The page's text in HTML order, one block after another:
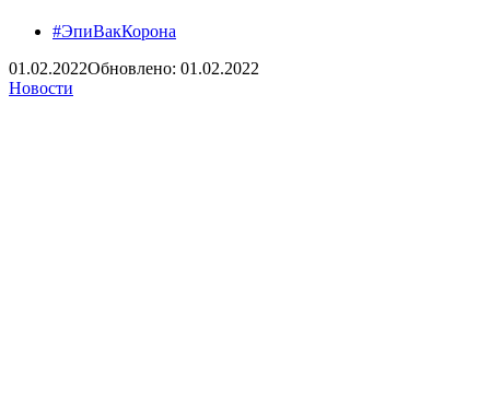
#ЭпиВакКорона
01.02.2022Обновлено: 01.02.2022
Новости